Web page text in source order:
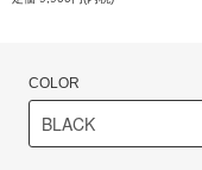
COLOR